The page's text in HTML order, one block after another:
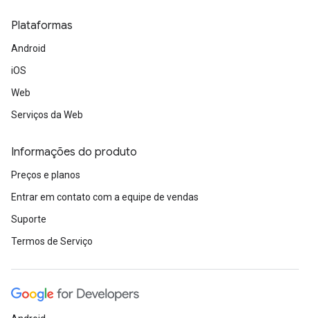
Plataformas
Android
iOS
Web
Serviços da Web
Informações do produto
Preços e planos
Entrar em contato com a equipe de vendas
Suporte
Termos de Serviço